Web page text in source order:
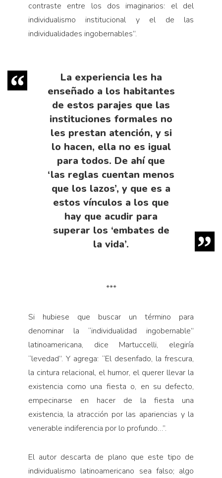
contraste entre los dos imaginarios: el del
individualismo institucional y el de las
individualidades ingobernables”.
La experiencia les ha
enseñado a los habitantes
de estos parajes que las
instituciones formales no
les prestan atención, y si
lo hacen, ella no es igual
para todos. De ahí que
‘las reglas cuentan menos
que los lazos’, y que es a
estos vínculos a los que
hay que acudir para
superar los ‘embates de
la vida’.
***
Si hubiese que buscar un término para
denominar la “individualidad ingobernable”
latinoamericana, dice Martuccelli, elegiría
“levedad”. Y agrega: “El desenfado, la frescura,
la cintura relacional, el humor, el querer llevar la
existencia como una fiesta o, en su defecto,
empecinarse en hacer de la fiesta una
existencia, la atracción por las apariencias y la
venerable indiferencia por lo profundo…”.
El autor descarta de plano que este tipo de
individualismo latinoamericano sea falso; algo